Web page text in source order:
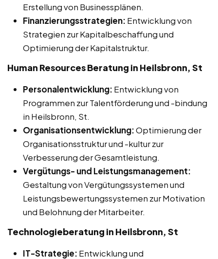
Erstellung von Businessplänen.
Finanzierungsstrategien: Entwicklung von
Strategien zur Kapitalbeschaffung und
Optimierung der Kapitalstruktur.
Human Resources Beratung in Heilsbronn, St
Personalentwicklung: Entwicklung von
Programmen zur Talentförderung und -bindung
in Heilsbronn, St.
Organisationsentwicklung:Optimierung der
Organisationsstruktur und -kultur zur
Verbesserung der Gesamtleistung.
Vergütungs- und Leistungsmanagement:
Gestaltung von Vergütungssystemen und
Leistungsbewertungssystemen zur Motivation
und Belohnung der Mitarbeiter.
Technologieberatung in Heilsbronn, St
IT-Strategie: Entwicklung und